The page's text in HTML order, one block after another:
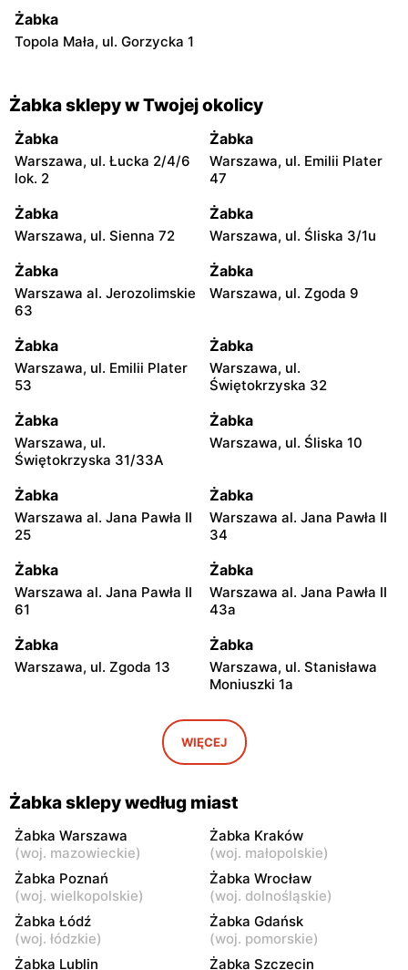
Żabka
Topola Mała, ul. Gorzycka 1
Żabka sklepy w Twojej okolicy
Żabka
Warszawa, ul. Łucka 2/4/6
lok. 2
Żabka
Warszawa, ul. Emilii Plater
47
Żabka
Warszawa, ul. Sienna 72
Żabka
Warszawa, ul. Śliska 3/1u
Żabka
Warszawa al. Jerozolimskie
63
Żabka
Warszawa, ul. Zgoda 9
Żabka
Warszawa, ul. Emilii Plater
53
Żabka
Warszawa, ul.
Świętokrzyska 32
Żabka
Warszawa, ul.
Świętokrzyska 31/33A
Żabka
Warszawa, ul. Śliska 10
Żabka
Warszawa al. Jana Pawła II
25
Żabka
Warszawa al. Jana Pawła II
34
Żabka
Warszawa al. Jana Pawła II
61
Żabka
Warszawa al. Jana Pawła II
43a
Żabka
Warszawa, ul. Zgoda 13
Żabka
Warszawa, ul. Stanisława
Moniuszki 1a
Świętokrzyska 0 Stacja
Żabka
Warszawa, ul. Grzybowska
5
Żabka
Łódź, ul. Żurawia 14
Żabka
Warszawa, ul. Żurawia 18
Żabka
Warszawa, ul. Chmielna 35
Żabka
Warszawa, ul. Chmielna
Żabka
Warszawa, ul. Grzybowska
Żabka
Warszawa, ul. Złota 69
WIĘCEJ
Żabka sklepy według miast
Żabka Warszawa
(woj. mazowieckie)
Żabka Kraków
(woj. małopolskie)
Żabka Poznań
(woj. wielkopolskie)
Żabka Wrocław
(woj. dolnośląskie)
Żabka Łódź
(woj. łódzkie)
Żabka Gdańsk
(woj. pomorskie)
Żabka Lublin
Żabka Szczecin